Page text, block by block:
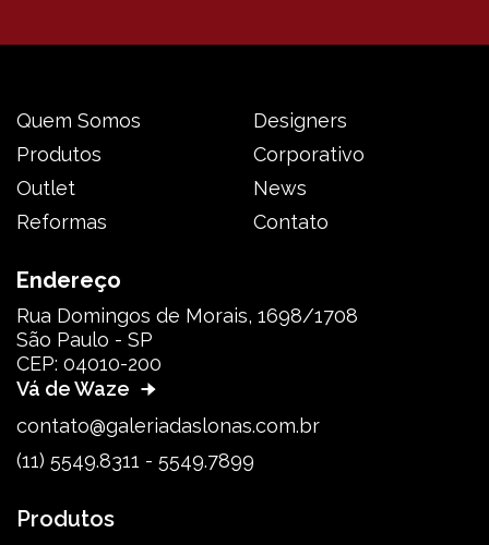
Quem Somos
Produtos
Outlet
Reformas
Designers
Corporativo
News
Contato
Endereço
Rua Domingos de Morais, 1698/1708
São Paulo - SP
CEP: 04010-200
Vá de Waze
contato@galeriadaslonas.com.br
(11) 5549.8311 - 5549.7899
Produtos